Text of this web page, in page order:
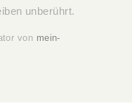
unberührt.
von mein-